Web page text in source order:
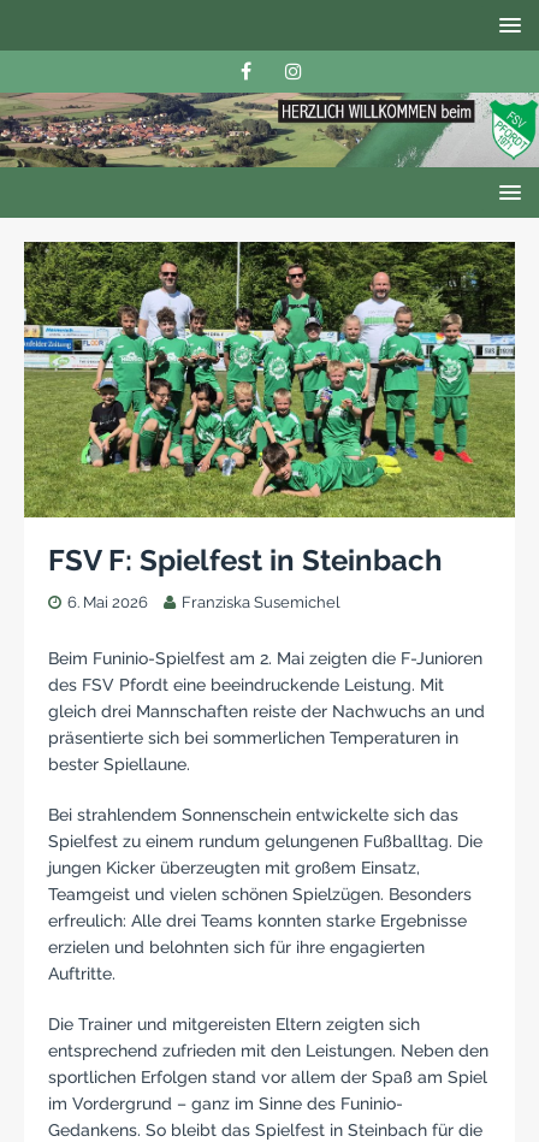
FSV F: Spielfest in Steinbach
6. Mai 2026 Franziska Susemichel
Beim Funinio-Spielfest am 2. Mai zeigten die F-Junioren
des FSV Pfordt eine beeindruckende Leistung. Mit
gleich drei Mannschaften reiste der Nachwuchs an und
präsentierte sich bei sommerlichen Temperaturen in
bester Spiellaune.
Bei strahlendem Sonnenschein entwickelte sich das
Spielfest zu einem rundum gelungenen Fußballtag. Die
jungen Kicker überzeugten mit großem Einsatz,
Teamgeist und vielen schönen Spielzügen. Besonders
erfreulich: Alle drei Teams konnten starke Ergebnisse
erzielen und belohnten sich für ihre engagierten
Auftritte.
Die Trainer und mitgereisten Eltern zeigten sich
entsprechend zufrieden mit den Leistungen. Neben den
sportlichen Erfolgen stand vor allem der Spaß am Spiel
im Vordergrund – ganz im Sinne des Funinio-
Gedankens. So bleibt das Spielfest in Steinbach für die